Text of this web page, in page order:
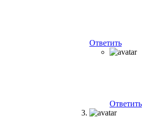
Ответить
Ответить